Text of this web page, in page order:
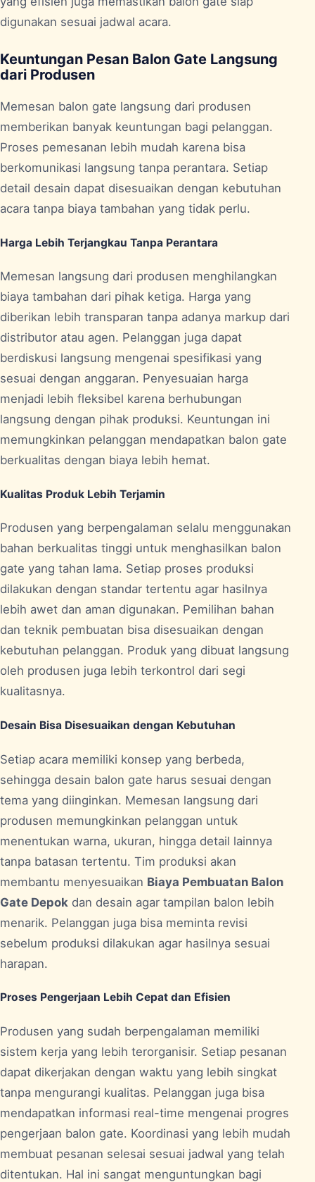
digunakan sesuai jadwal acara.
Keuntungan Pesan Balon Gate Langsung
dari Produsen
Memesan balon gate langsung dari produsen
memberikan banyak keuntungan bagi pelanggan.
Proses pemesanan lebih mudah karena bisa
berkomunikasi langsung tanpa perantara. Setiap
detail desain dapat disesuaikan dengan kebutuhan
acara tanpa biaya tambahan yang tidak perlu.
Harga Lebih Terjangkau Tanpa Perantara
Memesan langsung dari produsen menghilangkan
biaya tambahan dari pihak ketiga. Harga yang
diberikan lebih transparan tanpa adanya markup dari
distributor atau agen. Pelanggan juga dapat
berdiskusi langsung mengenai spesifikasi yang
sesuai dengan anggaran. Penyesuaian harga
menjadi lebih fleksibel karena berhubungan
langsung dengan pihak produksi. Keuntungan ini
memungkinkan pelanggan mendapatkan balon gate
berkualitas dengan biaya lebih hemat.
Kualitas Produk Lebih Terjamin
Produsen yang berpengalaman selalu menggunakan
bahan berkualitas tinggi untuk menghasilkan balon
gate yang tahan lama. Setiap proses produksi
dilakukan dengan standar tertentu agar hasilnya
lebih awet dan aman digunakan. Pemilihan bahan
dan teknik pembuatan bisa disesuaikan dengan
kebutuhan pelanggan. Produk yang dibuat langsung
oleh produsen juga lebih terkontrol dari segi
kualitasnya.
Desain Bisa Disesuaikan dengan Kebutuhan
Setiap acara memiliki konsep yang berbeda,
sehingga desain balon gate harus sesuai dengan
tema yang diinginkan. Memesan langsung dari
produsen memungkinkan pelanggan untuk
menentukan warna, ukuran, hingga detail lainnya
tanpa batasan tertentu. Tim produksi akan
membantu menyesuaikan Biaya Pembuatan Balon
Gate Depok dan desain agar tampilan balon lebih
menarik. Pelanggan juga bisa meminta revisi
sebelum produksi dilakukan agar hasilnya sesuai
harapan.
Proses Pengerjaan Lebih Cepat dan Efisien
Produsen yang sudah berpengalaman memiliki
sistem kerja yang lebih terorganisir. Setiap pesanan
dapat dikerjakan dengan waktu yang lebih singkat
tanpa mengurangi kualitas. Pelanggan juga bisa
mendapatkan informasi real-time mengenai progres
pengerjaan balon gate. Koordinasi yang lebih mudah
membuat pesanan selesai sesuai jadwal yang telah
ditentukan. Hal ini sangat menguntungkan bagi